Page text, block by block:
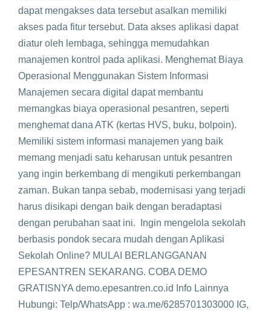
dapat mengakses data tersebut asalkan memiliki
akses pada fitur tersebut. Data akses aplikasi dapat
diatur oleh lembaga, sehingga memudahkan
manajemen kontrol pada aplikasi. Menghemat Biaya
Operasional Menggunakan Sistem Informasi
Manajemen secara digital dapat membantu
memangkas biaya operasional pesantren, seperti
menghemat dana ATK (kertas HVS, buku, bolpoin).
Memiliki sistem informasi manajemen yang baik
memang menjadi satu keharusan untuk pesantren
yang ingin berkembang di mengikuti perkembangan
zaman. Bukan tanpa sebab, modernisasi yang terjadi
harus disikapi dengan baik dengan beradaptasi
dengan perubahan saat ini. Ingin mengelola sekolah
berbasis pondok secara mudah dengan Aplikasi
Sekolah Online? MULAI BERLANGGANAN
EPESANTREN SEKARANG. COBA DEMO
GRATISNYA demo.epesantren.co.id Info Lainnya
Hubungi: Telp/WhatsApp : wa.me/6285701303000 IG,